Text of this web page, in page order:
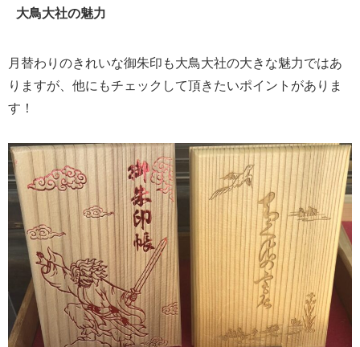
大鳥大社の魅力
月替わりのきれいな御朱印も大鳥大社の大きな魅力ではあ
りますが、他にもチェックして頂きたいポイントがありま
す！